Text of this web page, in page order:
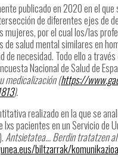
publicado en 2020 en el
de diferentes ejes de
mujeres, por el cual los/las
de salud mental similares en
de necesidad. Todo ello a
Nacional de Salud de
medicalización (https://
).
realizado en la que se
lxs pacientes en un Servicio
Antsietatea… Berdin tratatzen
biltzarrak/